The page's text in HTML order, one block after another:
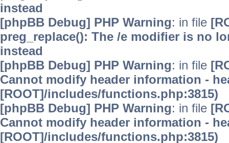
instead
[phpBB Debug] PHP Warning: in file
preg_replace(): The /e modifier is no
instead
[phpBB Debug] PHP Warning: in file
Cannot modify header information -
[ROOT]/includes/functions.php:3815)
[phpBB Debug] PHP Warning: in file
Cannot modify header information -
[ROOT]/includes/functions.php:3815)